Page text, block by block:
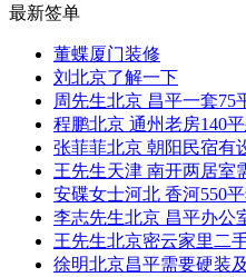
最新签单
董蝶厦门装修
刘 北京了解一下
周先生北京 昌平一套75
程鹏北京 通州老房140
张菲菲北京 朝阳 民宿有
王先生天津 南开两居室
安碟女士河北 香河550
李志先生北京 昌平办公
王先生北京密云家里二
徐明北京昌平需要硬装